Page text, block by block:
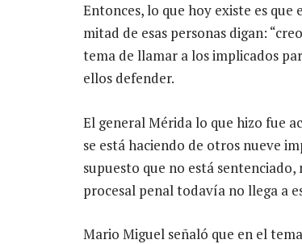
Entonces, lo que hoy existe es
mitad de esas personas digan:
tema de llamar a los implicados
ellos defender.
El general Mérida lo que hizo fue
se está haciendo de otros nueve
supuesto que no está
procesal penal todavía no llega a
Mario Miguel señaló que en el